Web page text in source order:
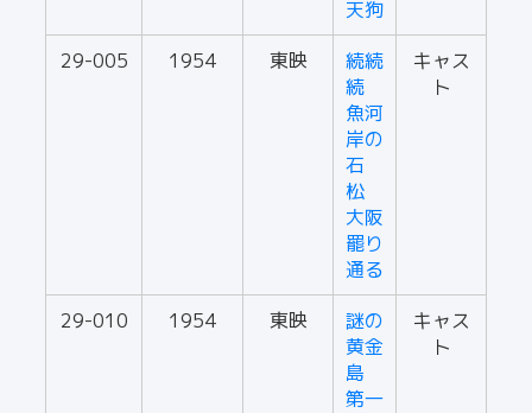
天狗
29-005 1954 東映
続続
続
魚河
岸の
石
松
大阪
罷り
通る
キャス
ト
29-010 1954 東映
謎の
黄金
島
第一
キャス
ト